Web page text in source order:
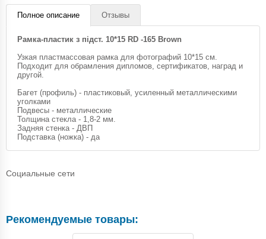
Полное описание Отзывы
Рамка-пластик з підст. 10*15 RD -165 Brown
Узкая пластмассовая рамка для фотографий 10*15 см.
Подходит для обрамления дипломов, сертификатов, наград и
другой.
Багет (профиль) - пластиковый, усиленный металлическими
уголками
Подвесы - металлические
Толщина стекла - 1,8-2 мм.
Задняя стенка - ДВП
Подставка (ножка) - да
Социальные сети
Рекомендуемые товары: